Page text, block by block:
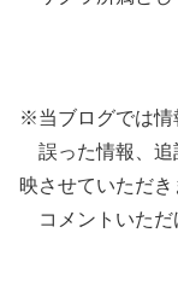
※当ブログでは情
誤った情報、追
映させていただ
コメントいただ